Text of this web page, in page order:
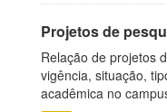
Projetos de
Relação de projetos
vigência, situação,
acadêmica no